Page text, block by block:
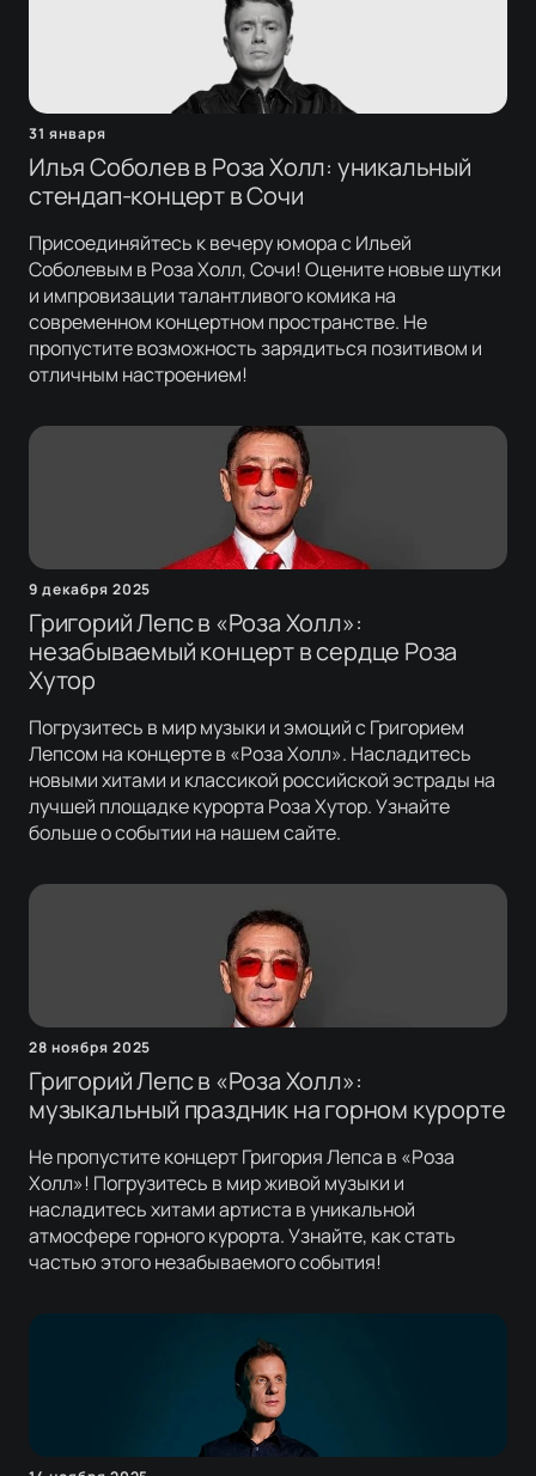
31 января
Илья Соболев в Роза Холл: уникальный
стендап-концерт в Сочи
Присоединяйтесь к вечеру юмора с Ильей
Соболевым в Роза Холл, Сочи! Оцените новые шутки
и импровизации талантливого комика на
современном концертном пространстве. Не
пропустите возможность зарядиться позитивом и
отличным настроением!
9 декабря 2025
Григорий Лепс в «Роза Холл»:
незабываемый концерт в сердце Роза
Хутор
Погрузитесь в мир музыки и эмоций с Григорием
Лепсом на концерте в «Роза Холл». Насладитесь
новыми хитами и классикой российской эстрады на
лучшей площадке курорта Роза Хутор. Узнайте
больше о событии на нашем сайте.
28 ноября 2025
Григорий Лепс в «Роза Холл»:
музыкальный праздник на горном курорте
Не пропустите концерт Григория Лепса в «Роза
Холл»! Погрузитесь в мир живой музыки и
насладитесь хитами артиста в уникальной
атмосфере горного курорта. Узнайте, как стать
частью этого незабываемого события!